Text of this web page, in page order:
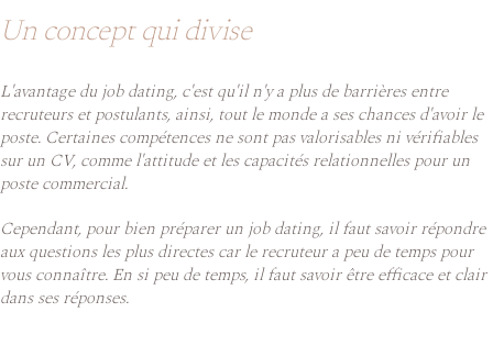
Un concept qui divise
L'avantage du job dating, c'est qu'il n'y a plus de barrières entre
recruteurs et postulants, ainsi, tout le monde a ses chances d'avoir le
poste. Certaines compétences ne sont pas valorisables ni vérifiables
sur un CV, comme l'attitude et les capacités relationnelles pour un
poste commercial.
Cependant, pour bien préparer un job dating, il faut savoir répondre
aux questions les plus directes car le recruteur a peu de temps pour
vous connaître. En si peu de temps, il faut savoir être efficace et clair
dans ses réponses.